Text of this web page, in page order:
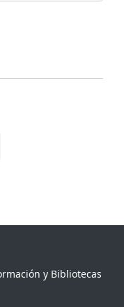
y Bibliotecas